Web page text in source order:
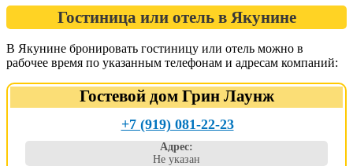
Гостиница или отель в Якунине
В Якунине бронировать гостиницу или отель можно в
рабочее время по указанным телефонам и адресам компаний:
Гостевой дом Грин Лаунж
+7 (919) 081-22-23
Адрес:
Не указан